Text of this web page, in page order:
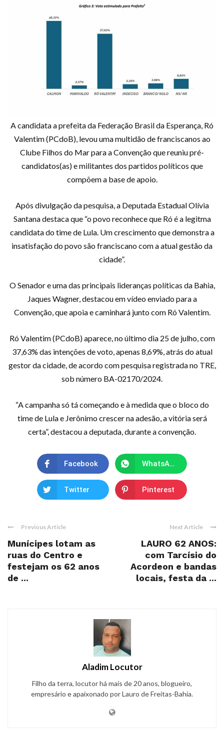
A candidata a prefeita da Federação Brasil da Esperança, Ró
Valentim (PCdoB), levou uma multidão de franciscanos ao
Clube Filhos do Mar para a Convenção que reuniu pré-
candidatos(as) e militantes dos partidos políticos que
compõem a base de apoio.
Após divulgação da pesquisa, a Deputada Estadual Olívia
Santana destaca que “o povo reconhece que Ró é a legitma
candidata do time de Lula. Um crescimento que demonstra a
insatisfação do povo são franciscano com a atual gestão da
cidade”.
O Senador e uma das principais lideranças políticas da Bahia,
Jaques Wagner, destacou em vídeo enviado para a
Convenção, que apoia e caminhará junto com Ró Valentim.
Ró Valentim (PCdoB) aparece, no último dia 25 de julho, com
37,63% das intenções de voto, apenas 8,69%, atrás do atual
gestor da cidade, de acordo com pesquisa registrada no TRE,
sob número BA-02170/2024.
“A campanha só tá começando e à medida que o bloco do
time de Lula e Jerônimo crescer na adesão, a vitória será
certa”, destacou a deputada, durante a convenção.
Facebook WhatsApp
Twitter Pinterest
Previous Article
Munícipes lotam as
ruas do Centro e
festejam os 62 anos
de ...
Next Article
LAURO 62 ANOS:
com Tarcísio do
Acordeon e bandas
locais, festa da ...
Aladim Locutor
Filho da terra, locutor há mais de 20 anos, blogueiro,
empresário e apaixonado por Lauro de Freitas-Bahia.